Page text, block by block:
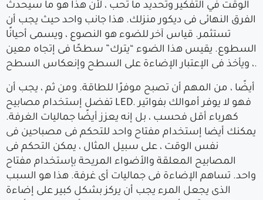
الوقت في التفكير وتحديد ما تحب ، لأن هذا هو ما سيحدث
الفرق النهائى فى ديكور منزلك. هذا جانب واحد حيث يجب أن
تستثمر. قياس آخر للضوء هو النصوع ، ويسمى أحيانًا
السطوع. يقيس هذا الضوء “يترك” سطحًا فى إتجاه معين
، ويأخذ فى الإعتبار الإضاءة على السطح وإنعكاس السطح.
أيضًا ، من المهم أن تصبح موفرًا للطاقة. ومن ثم ، يجب أن
تفضل إستخدام مصابيح LED. فهو لا يوفر أموالك بفواتير
كهرباء أقل فحسب ، بل إنه يعزز أيضًا جماليات الغرفة.
يمكنك أيضا إستخدام مفتاح واحد للتحكم فى مصباحين فى
نفس الوقت ، على سبيل المثال ، يمكن التحكم فى
المصابيح المعلقة والأضواء المريحة بإستخدام مفتاح
واحد. تساهم الإضاءة فى جماليات أى غرفة. هذا هو السبب
الذى يجعل المرء يجب أن يركز بشكل كبير على إضاءة